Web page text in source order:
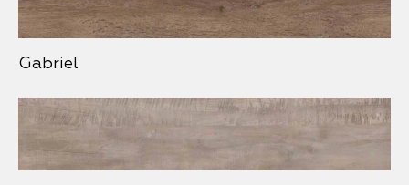
Gabriel